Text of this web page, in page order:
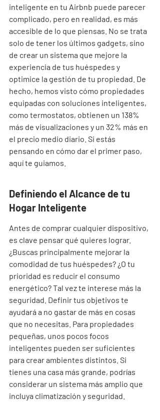
inteligente en tu Airbnb puede parecer
complicado, pero en realidad, es más
accesible de lo que piensas. No se trata
solo de tener los últimos gadgets, sino
de crear un sistema que mejore la
experiencia de tus huéspedes y
optimice la gestión de tu propiedad. De
hecho, hemos visto cómo propiedades
equipadas con soluciones inteligentes,
como termostatos, obtienen un 138%
más de visualizaciones y un 32% más en
el precio medio diario. Si estás
pensando en cómo dar el primer paso,
aquí te guiamos.
Definiendo el Alcance de tu
Hogar Inteligente
Antes de comprar cualquier dispositivo,
es clave pensar qué quieres lograr.
¿Buscas principalmente mejorar la
comodidad de tus huéspedes? ¿O tu
prioridad es reducir el consumo
energético? Tal vez te interese más la
seguridad. Definir tus objetivos te
ayudará a no gastar de más en cosas
que no necesitas. Para propiedades
pequeñas, unos pocos focos
inteligentes pueden ser suficientes
para crear ambientes distintos. Si
tienes una casa más grande, podrías
considerar un sistema más amplio que
incluya climatización y seguridad.